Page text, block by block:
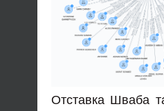
Отставка Шваба